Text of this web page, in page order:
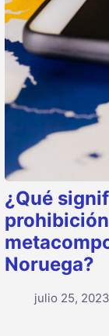
¿Qué
Noruega?
julio 25, 2023